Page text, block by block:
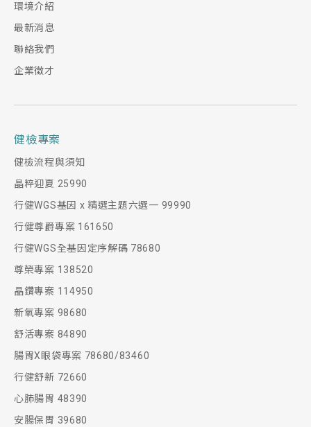
環境介紹
最新消息
聯絡我們
企業徵才
健檢專案
健檢流程與須知
晶粹迎夏 25990
行健WGS基因 x 精選主題六選一 99990
行健尊爵專案 161650
行健WGS全基因定序解碼 78680
尊榮專案 138520
晶鑽專案 114950
新氧專案 98680
舒活專案 84890
腸胃X眼袋專案 78680/83460
行健舒新 72660
心肺腸胃 48390
安腸保胃 39680